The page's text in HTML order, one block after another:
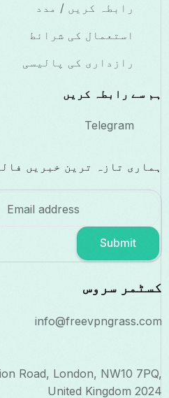
رابطہ کریں / مدد
استعمال کی شرائط
رازداری کی پالیسی
ہم سے رابطہ کریں
Telegram
ہماری تازہ ترین خبریں
Submit
کسٹمر سروس
info@freevpngrass.com
Road, London, NW10 7PQ,
United Kingdom 2024